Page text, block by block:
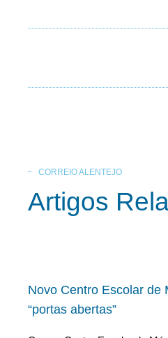
CORREIO ALENTEJO
Artigos
Novo Centro Escolar de
“portas abertas”